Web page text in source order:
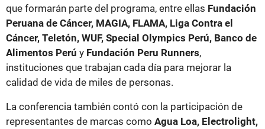
que formarán parte del programa, entre ellas Fundación
Peruana de Cáncer, MAGIA, FLAMA, Liga Contra el
Cáncer, Teletón, WUF, Special Olympics Perú, Banco de
Alimentos Perú y Fundación Peru Runners,
instituciones que trabajan cada día para mejorar la
calidad de vida de miles de personas.
La conferencia también contó con la participación de
representantes de marcas como Agua Loa, Electrolight,